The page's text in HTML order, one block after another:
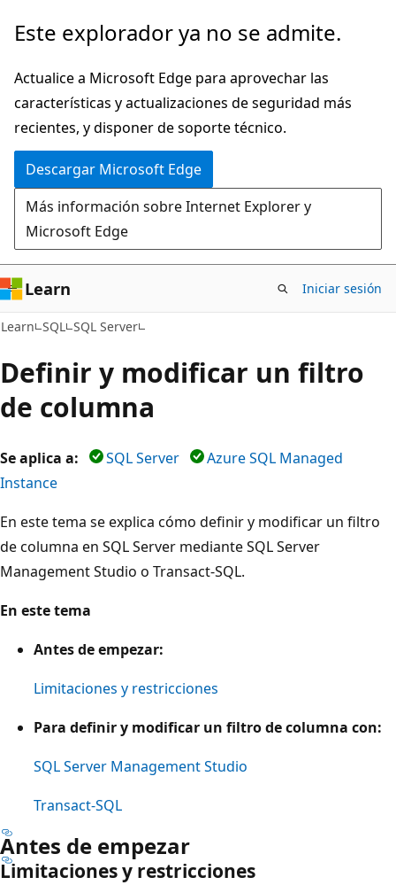
Ir
contenido
principal
Este explorador ya no se admite.
Actualice a Microsoft Edge para aprovechar las
características y actualizaciones de seguridad más
recientes, y disponer de soporte técnico.
Descargar Microsoft Edge
Más información sobre Internet Explorer y
Microsoft Edge
Learn Iniciar sesión
Learn SQL SQL Server
Definir y modificar un filtro
de columna
Se aplica a: SQL Server
Azure SQL Managed
Instance
En este tema se explica cómo definir y modificar un filtro
de columna en SQL Server mediante SQL Server
Management Studio o Transact-SQL.
En este tema
Antes de empezar:
Limitaciones y restricciones
Para definir y modificar un filtro de columna con:
SQL Server Management Studio
Transact-SQL
Antes de empezar
Limitaciones y restricciones